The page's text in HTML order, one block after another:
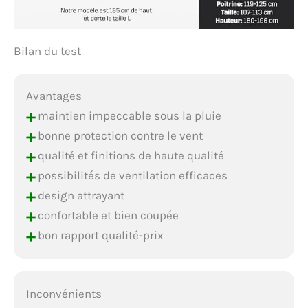
Bilan du test
Avantages
+maintien impeccable sous la pluie
+bonne protection contre le vent
+qualité et finitions de haute qualité
+possibilités de ventilation efficaces
+design attrayant
+confortable et bien coupée
+bon rapport qualité-prix
Inconvénients